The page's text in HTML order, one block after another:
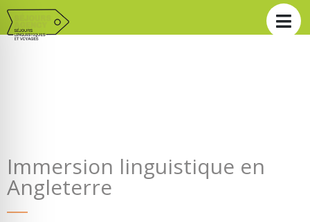
Immersion linguistique en
Angleterre